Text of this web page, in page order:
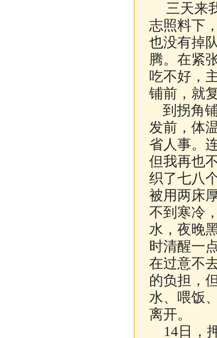
三天来
志照料下
也没有掉
腾。在紧
吃不好，
铺前，就
到拐角
发前，体
省人事。
但我再也
织了七八
被用两床
不到寒冷
水，夜晚
时清醒一
在过意不
的负担，
水、喂饭
离开。
14日，